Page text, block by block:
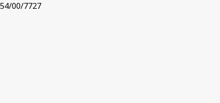
54/00/7727